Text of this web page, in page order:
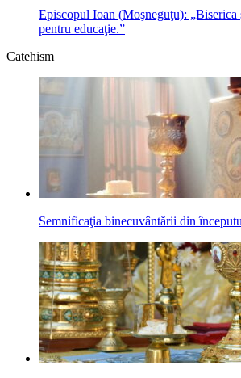
Episcopul Ioan (Moşneguţu): „Biserica
pentru educaţie.”
Catehism
Semnificaţia binecuvântării din